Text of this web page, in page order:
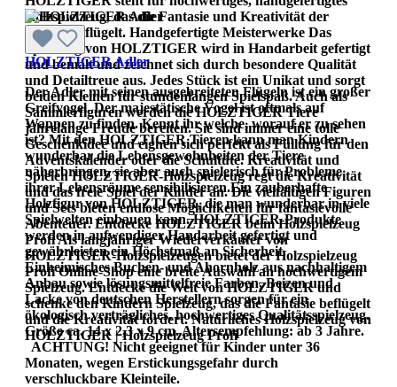
Holzspielzeug, das die Fantasie und Kreativität der
Kinder beflügelt. Handgefertigte Meisterwerke Das
Spielzeug von HOLZTIGER wird in Handarbeit gefertigt
und bemalt und zeichnet sich durch besondere Qualität
und Detailtreue aus. Jedes Stück ist ein Unikat und sorgt
beiden Kleinen für stundenlangen Spielspaß. Auch als
Sammlerfiguren werden die HOLZTIGER Tiere
jahrelange Freude bereiten. Sie sind immer eine tolle
Geschenkidee und eignen sich perfekt als Füllung für den
Adventskalender oder die Schultüte. Kreativität und
Spielen HOLZTIGER-Holzspielzeug regt die Kreativität
und das freie Spiel der Kinder an. Die vielfältigen Figuren
und Sets bieten endlose Möglichkeiten für fantasievolle
Abenteuer. Entdecke HOLZTIGER beim Holzspielzeug
Profi Als langjähriger Wiederverkäufer von
HOLZTIGER-Holzspielzeugen bietet der Holzspielzeug
Profi Online-Shop eine breite Auswahl an hochwertigem
Spielzeug. Entdecke die Welt von HOLZTIGER und
schenke den Kindern Spielzeug, das die Fantasie beflügelt
und die Kreativität fördert. Natürliches Holzspielzeug von
HOLZTIGER | Holzspielzeug Profi
HOLZTIGER Adler
Der Adler mit seinen ausgebreiteten Flügeln ist ein großer
Greifvogel. Der majestätische Vogel ist oftmals auf
Wappen zu finden. Kennt ihr welche, worauf er zu sehen
ist? Mit den HOLZTIGER Tieren kann man Kindern
wunderbar die Lebensgewohnheiten der Tiere
näherbringen, sie aber auch spielerisch für Probleme
ihrer Lebensräume sensibilisieren.Ein zauberhafte
Holzfigur von HOLZTIGER, die man wunderbar in viele
Spielwelten einbauen kann. HOLZTIGER-Produkte
werden in aufwendiger Handarbeit gefertigt und
gewährleisten ein Höchstmaß an Sicherheit.
Einheimisches Buchen- und Ahornholz aus nachhaltigem
Anbau sowie lösungsmittelfreie Farben, Beizen und
Lacke von deutschen Herstellern sorgen für ein
ökologisch verträgliches, hochwertiges Qualitätsspielzeug.
Größe ca. 14 x 2,3 x 9 cm. Altersempfehlung: ab 3 Jahre.
ACHTUNG! Nicht geeignet für Kinder unter 36
Monaten, wegen Erstickungsgefahr durch
verschluckbare Kleinteile.